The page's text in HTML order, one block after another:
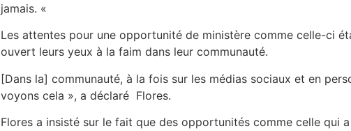
jamais. «
Les attentes pour une opportunité de ministère comme celle-ci
ouvert leurs yeux à la faim dans leur communauté.
[Dans la] communauté, à la fois sur les médias sociaux et en
voyons cela », a déclaré Flores.
Flores a insisté sur le fait que des opportunités comme celle qui